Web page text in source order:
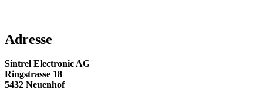
Adresse
Sintrel Electronic AG
Ringstrasse 18
5432 Neuenhof